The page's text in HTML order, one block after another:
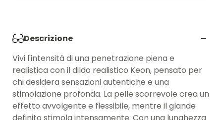
Descrizione
Vivi l'intensità di una penetrazione piena e
realistica con il dildo realistico Keon, pensato per
chi desidera sensazioni autentiche e una
stimolazione profonda. La pelle scorrevole crea un
effetto avvolgente e flessibile, mentre il glande
definito stimola intensamente. Con una lunghezza